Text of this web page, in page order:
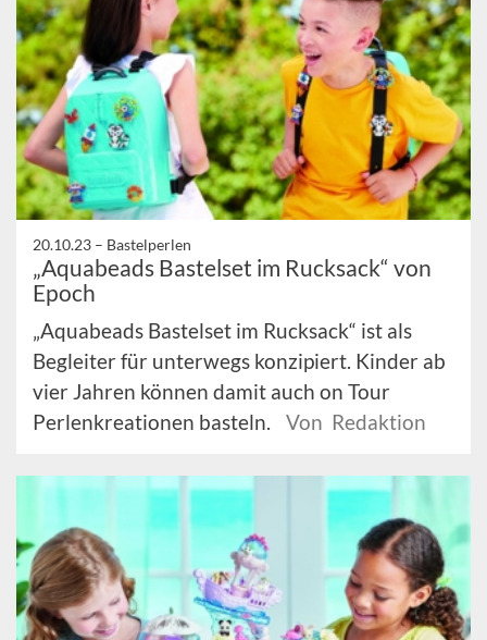
20.10.23 – Bastelperlen
„Aquabeads Bastelset im Rucksack“ von
Epoch
„Aquabeads Bastelset im Rucksack“ ist als
Begleiter für unterwegs konzipiert. Kinder ab
vier Jahren können damit auch on Tour
Perlenkreationen basteln.
Von Redaktion